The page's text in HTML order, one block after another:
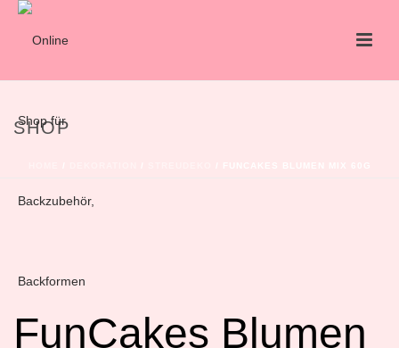
SHOP
FunCakes Blumen